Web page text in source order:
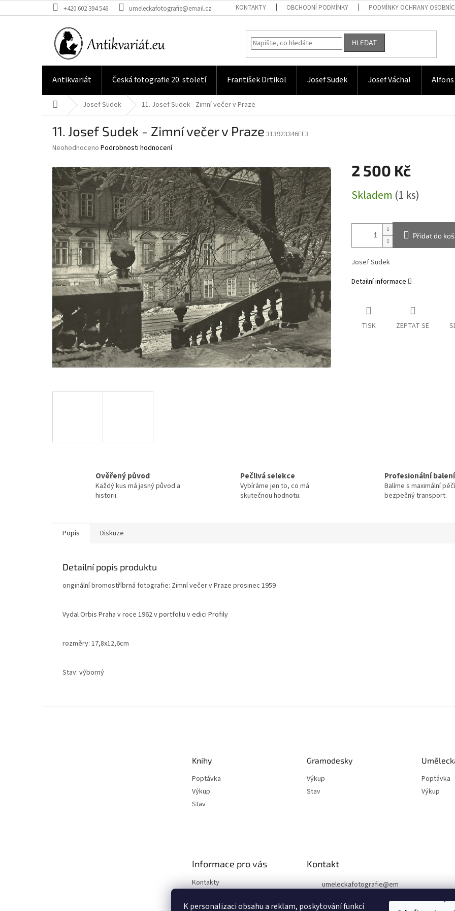
K personalizaci obsahu a reklam, poskytování funkcí
na
+420 602 394 546 umeleckafotografie@email.cz KONTAKTY OBCHODNÍ PODMÍNKY PODMÍNKY OCHRANY
HLEDAT
Antikvariát Česká fotografie 20. století František Drtikol Josef Sudek Josef Váchal Alfons
Domů Josef Sudek 11. Josef Sudek - Zimní večer v Praze
11. Josef Sudek - Zimní večer v Praze 313923346EE3
Průměrné
produktu
je
0,0
z
5
hvězdiček.
Neohodnoceno Podrobnosti hodnocení
2 500 Kč
cena:
Skladem (1 ks)
Přidat do
Josef Sudek
Detailní informace
TISK ZEPTAT SE
Ověřený původ
Každý kus má jasný původ a
historii.
Pečlivá selekce
Vybíráme jen to, co má
skutečnou hodnotu.
Profesionální balení
Balíme s maximální
bezpečný transport.
Popis Diskuze
Detailní popis produktu
originální bromostříbrná fotografie: Zimní večer v Praze prosinec 1959
Vydal Orbis Praha v roce 1962 v portfoliu v edici Profily
rozměry: 17,8x12,6cm
Stav: výborný
Knihy
Poptávka
Výkup
Stav
Gramodesky
Výkup
Stav
Poptávka
Výkup
Informace pro vás
Kontakty
Podmínky ochrany osobních
Kontakt
umeleckafotografie@em